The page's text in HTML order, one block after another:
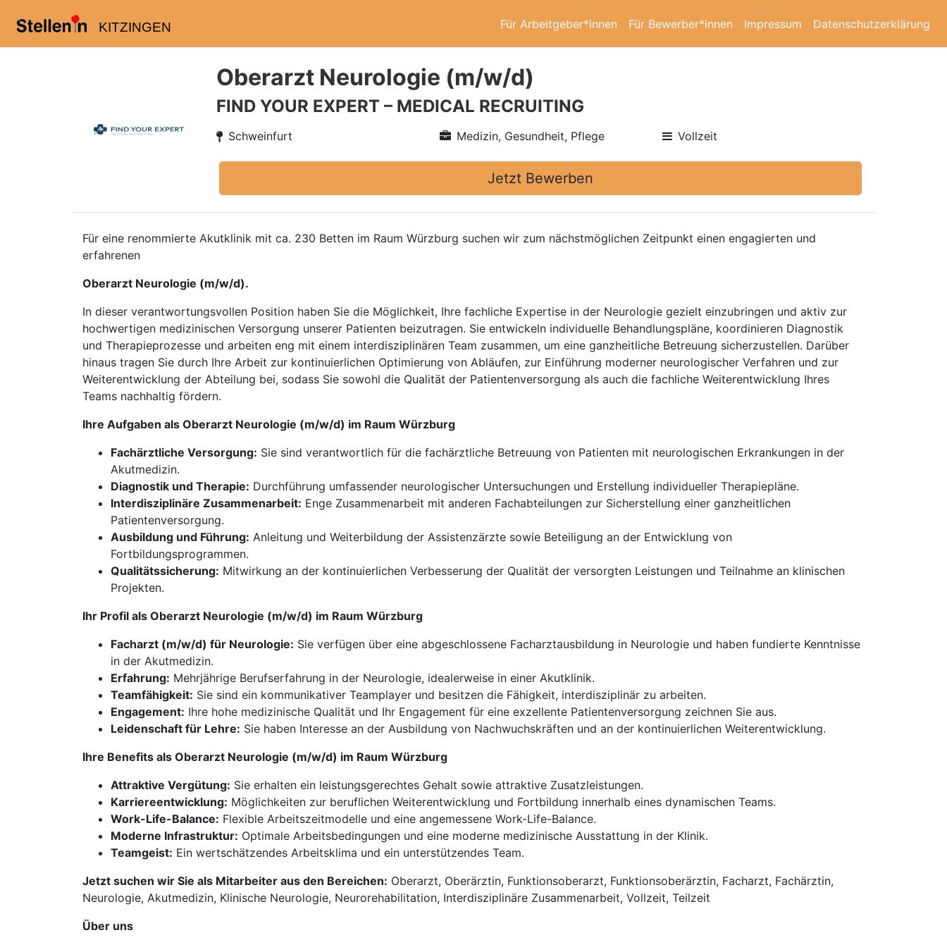
KITZINGEN Für Arbeitgeber*innen Für Bewerber*innen Impressum Datenschutzerklärung
Oberarzt Neurologie (m/w/d)
FIND YOUR EXPERT – MEDICAL RECRUITING
Schweinfurt Medizin, Gesundheit, Pflege Vollzeit
Jetzt Bewerben
Für eine renommierte Akutklinik mit ca. 230 Betten im Raum Würzburg suchen wir zum nächstmöglichen Zeitpunkt einen engagierten und
erfahrenen
Oberarzt Neurologie (m/w/d).
In dieser verantwortungsvollen Position haben Sie die Möglichkeit, Ihre fachliche Expertise in der Neurologie gezielt einzubringen und aktiv zur
hochwertigen medizinischen Versorgung unserer Patienten beizutragen. Sie entwickeln individuelle Behandlungspläne, koordinieren Diagnostik
und Therapieprozesse und arbeiten eng mit einem interdisziplinären Team zusammen, um eine ganzheitliche Betreuung sicherzustellen. Darüber
hinaus tragen Sie durch Ihre Arbeit zur kontinuierlichen Optimierung von Abläufen, zur Einführung moderner neurologischer Verfahren und zur
Weiterentwicklung der Abteilung bei, sodass Sie sowohl die Qualität der Patientenversorgung als auch die fachliche Weiterentwicklung Ihres
Teams nachhaltig fördern.
Ihre Aufgaben als Oberarzt Neurologie (m/w/d) im Raum Würzburg
Fachärztliche Versorgung: Sie sind verantwortlich für die fachärztliche Betreuung von Patienten mit neurologischen Erkrankungen in der
Akutmedizin.
Diagnostik und Therapie: Durchführung umfassender neurologischer Untersuchungen und Erstellung individueller Therapiepläne.
Interdisziplinäre Zusammenarbeit: Enge Zusammenarbeit mit anderen Fachabteilungen zur Sicherstellung einer ganzheitlichen
Patientenversorgung.
Ausbildung und Führung: Anleitung und Weiterbildung der Assistenzärzte sowie Beteiligung an der Entwicklung von
Fortbildungsprogrammen.
Qualitätssicherung: Mitwirkung an der kontinuierlichen Verbesserung der Qualität der versorgten Leistungen und Teilnahme an klinischen
Projekten.
Ihr Profil als Oberarzt Neurologie (m/w/d) im Raum Würzburg
Facharzt (m/w/d) für Neurologie: Sie verfügen über eine abgeschlossene Facharztausbildung in Neurologie und haben fundierte Kenntnisse
in der Akutmedizin.
Erfahrung: Mehrjährige Berufserfahrung in der Neurologie, idealerweise in einer Akutklinik.
Teamfähigkeit: Sie sind ein kommunikativer Teamplayer und besitzen die Fähigkeit, interdisziplinär zu arbeiten.
Engagement: Ihre hohe medizinische Qualität und Ihr Engagement für eine exzellente Patientenversorgung zeichnen Sie aus.
Leidenschaft für Lehre: Sie haben Interesse an der Ausbildung von Nachwuchskräften und an der kontinuierlichen Weiterentwicklung.
Ihre Benefits als Oberarzt Neurologie (m/w/d) im Raum Würzburg
Attraktive Vergütung: Sie erhalten ein leistungsgerechtes Gehalt sowie attraktive Zusatzleistungen.
Karriereentwicklung: Möglichkeiten zur beruflichen Weiterentwicklung und Fortbildung innerhalb eines dynamischen Teams.
Work-Life-Balance: Flexible Arbeitszeitmodelle und eine angemessene Work-Life-Balance.
Moderne Infrastruktur: Optimale Arbeitsbedingungen und eine moderne medizinische Ausstattung in der Klinik.
Teamgeist: Ein wertschätzendes Arbeitsklima und ein unterstützendes Team.
Jetzt suchen wir Sie als Mitarbeiter aus den Bereichen: Oberarzt, Oberärztin, Funktionsoberarzt, Funktionsoberärztin, Facharzt, Fachärztin,
Neurologie, Akutmedizin, Klinische Neurologie, Neurorehabilitation, Interdisziplinäre Zusammenarbeit, Vollzeit, Teilzeit
Über uns